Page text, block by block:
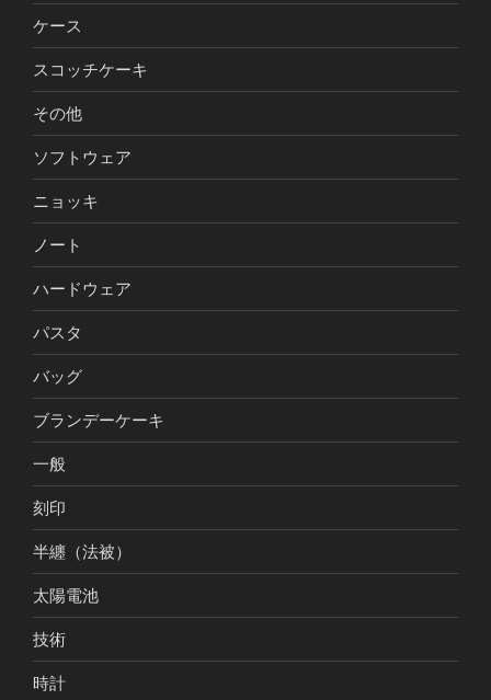
ケース
スコッチケーキ
その他
ソフトウェア
ニョッキ
ノート
ハードウェア
パスタ
バッグ
ブランデーケーキ
一般
刻印
半纏（法被）
太陽電池
技術
時計